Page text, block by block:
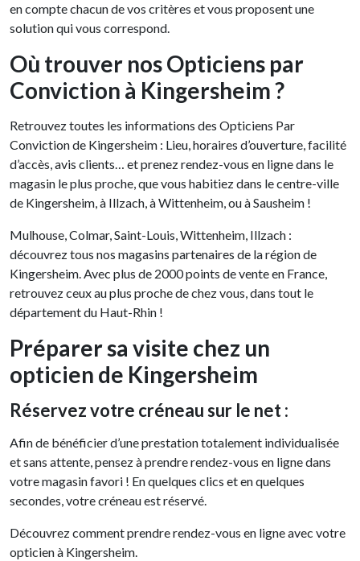
en compte chacun de vos critères et vous proposent une
solution qui vous correspond.
Où trouver nos Opticiens par
Conviction à Kingersheim ?
Retrouvez toutes les informations des Opticiens Par
Conviction de Kingersheim : Lieu, horaires d’ouverture, facilité
d’accès, avis clients… et prenez rendez-vous en ligne dans le
magasin le plus proche, que vous habitiez dans le centre-ville
de Kingersheim, à Illzach, à Wittenheim, ou à Sausheim !
Mulhouse, Colmar, Saint-Louis, Wittenheim, Illzach :
découvrez tous nos magasins partenaires de la région de
Kingersheim. Avec plus de 2000 points de vente en France,
retrouvez ceux au plus proche de chez vous, dans tout le
département du Haut-Rhin !
Préparer sa visite chez un
opticien de Kingersheim
Réservez votre créneau sur le net :
Afin de bénéficier d’une prestation totalement individualisée
et sans attente, pensez à prendre rendez-vous en ligne dans
votre magasin favori ! En quelques clics et en quelques
secondes, votre créneau est réservé.
Découvrez comment prendre rendez-vous en ligne avec votre
opticien à Kingersheim.